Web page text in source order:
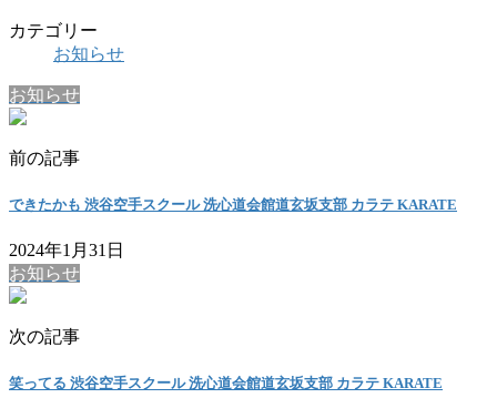
カテゴリー
お知らせ
お知らせ
前の記事
できたかも 渋谷空手スクール 洗心道会館道玄坂支部 カラテ KARATE
2024年1月31日
お知らせ
次の記事
笑ってる 渋谷空手スクール 洗心道会館道玄坂支部 カラテ KARATE